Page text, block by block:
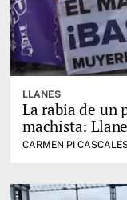
LLANES
La rabia de un
machista:
CARMEN PI